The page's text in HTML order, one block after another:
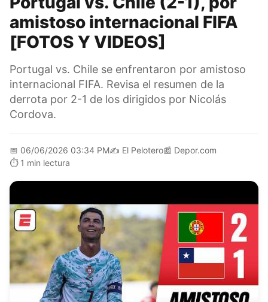
amistoso internacional FIFA
[FOTOS Y VIDEOS]
Portugal vs. Chile se enfrentaron por amistoso
internacional FIFA. Revisa el resumen de la
derrota por 2-1 de los dirigidos por Nicolás
Cordova.
📅 06/06/2026 03:34 PM✍️ El Pelotero📰 Depor.com
⏱️ 1 min lectura